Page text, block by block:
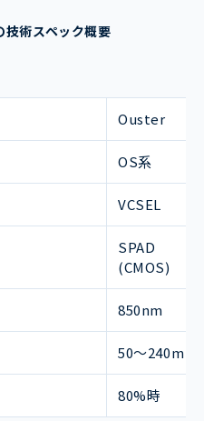
術スペック概要
Ouster
OS系
VCSEL
SPAD
(CMOS)
850nm
50～240m
80%時